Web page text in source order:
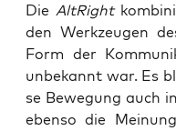
Die Alt­Right
den Werk­zeu­gen
Form der
unbe­kannt war. Es
se Bewe­gung auch
eben­so die